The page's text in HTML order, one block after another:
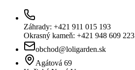
Záhrady: +421 911 015 193
Okrasný kameň: +421 948 609 223
obchod@loligarden.sk
Agátová 69